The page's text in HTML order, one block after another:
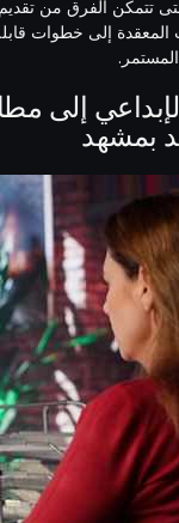
تتمكن الفرق من
المعقدة إلى خطوات
إلى
بمشهد